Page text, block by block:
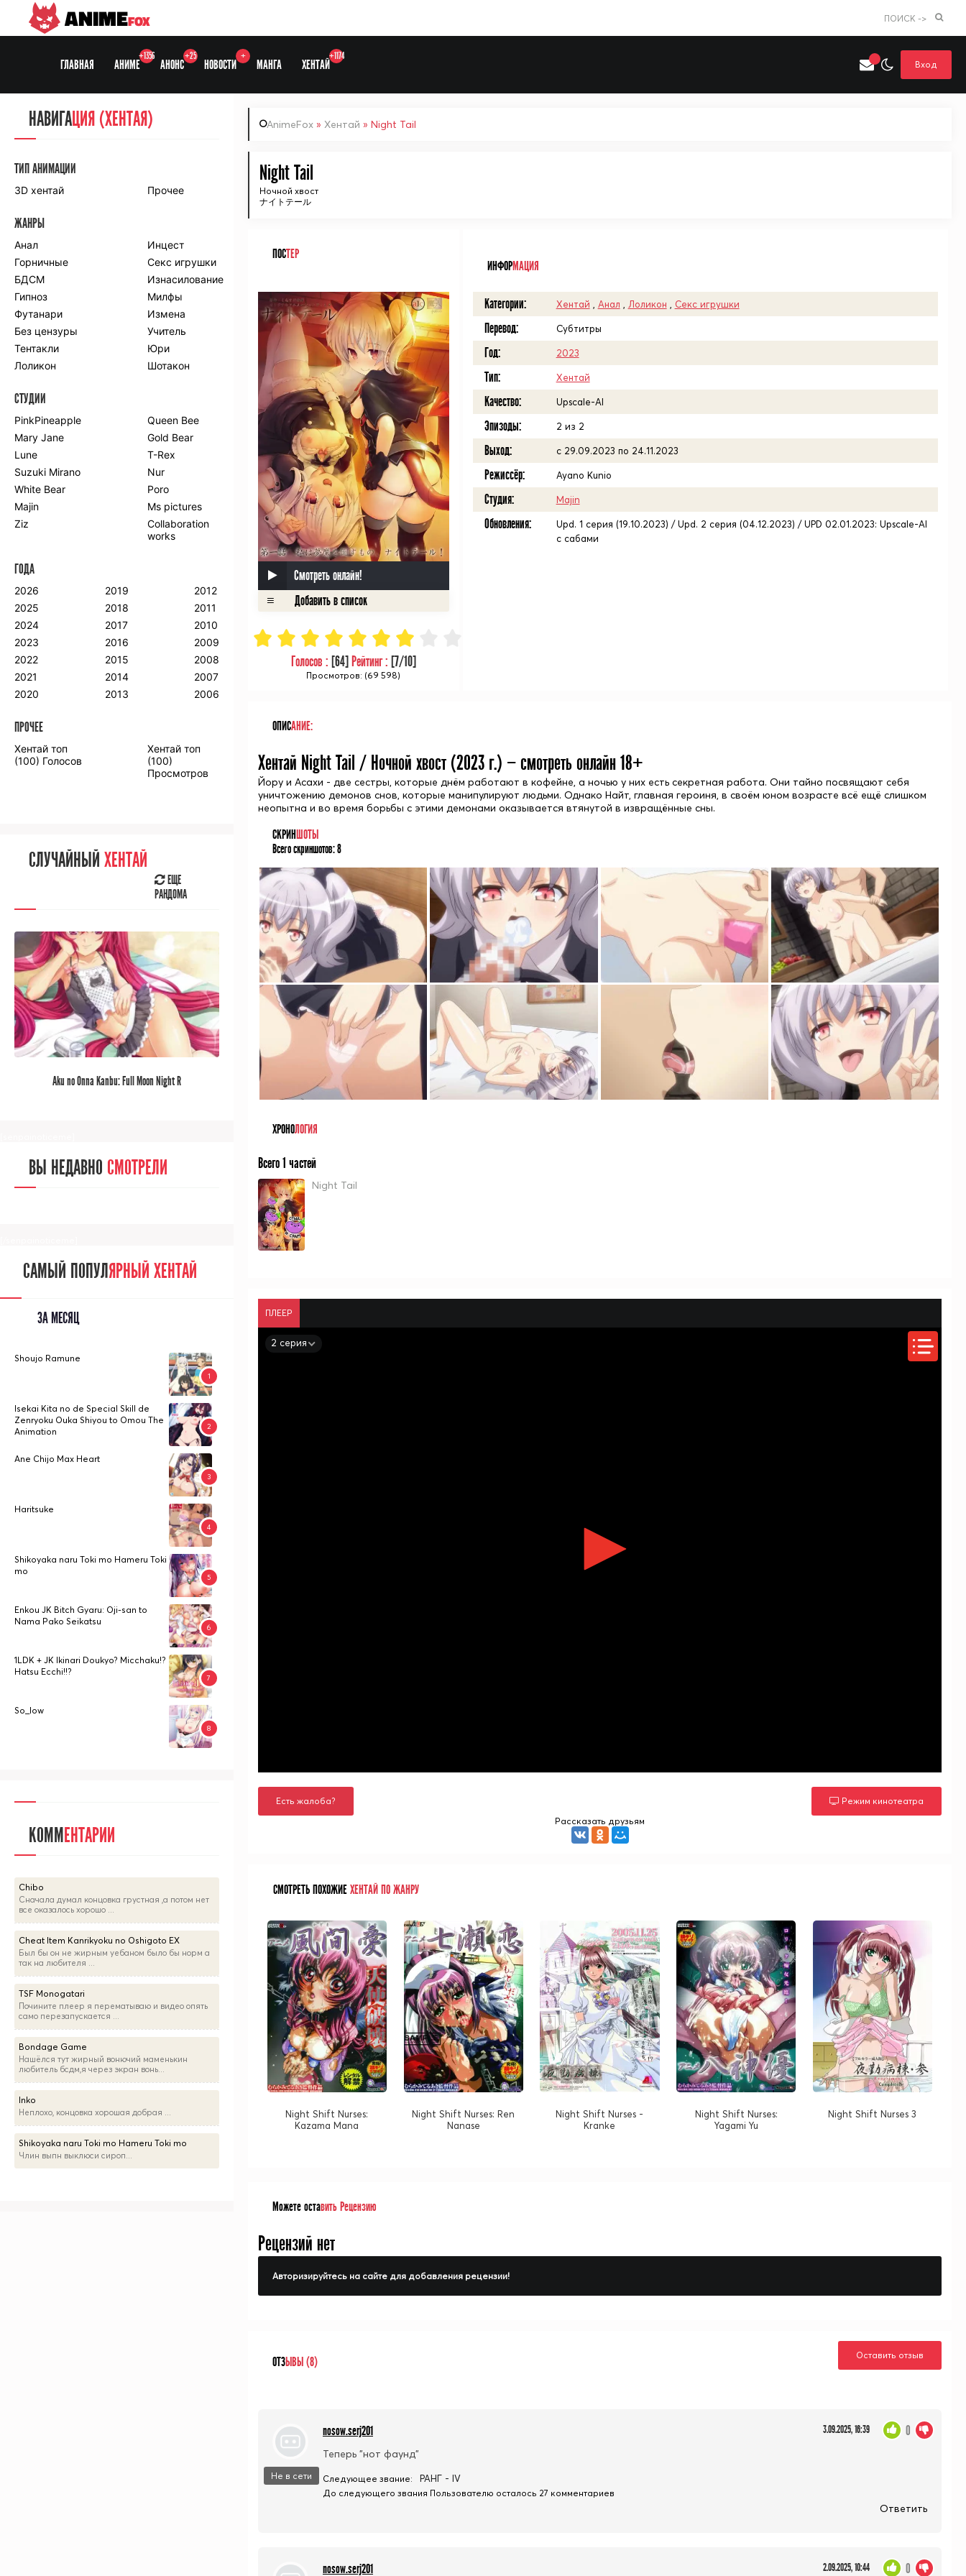
ANIMEFOX ПОИСК ->
ГЛАВНАЯ АНИМЕ
+1356
АНОНС
+25
НОВОСТИ
+
МАНГА ХЕНТАЙ
+1174
Вход
AnimeFox » Хентай » Night Tail
Night Tail
Ночной хвост
ナイトテール
ПОСТЕР
Смотреть онлайн!
Голосов : [64] Рейтинг : [7/10]
Просмотров: (69 598)
ИНФОРМАЦИЯ
Категории: Хентай Анал Лоликон Секс игрушки
Перевод: Субтитры
Год: 2023
Тип: Хентай
Качество: Upscale-AI
Эпизоды: 2 из 2
Выход: с 29.09.2023 по 24.11.2023
Режиссёр: Ayano Kunio
Студия: Majin
Обновления:
Upd. 1 серия (19.10.2023) / Upd. 2 серия (04.12.2023) / UPD 02.01.2023: Upscale-AI
с сабами
ОПИСАНИЕ:
Хентай Night Tail / Ночной хвост (2023 г.) — смотреть онлайн 18+
Йору и Асахи - две сестры, которые днём работают в кофейне, а ночью у них есть секретная работа. Они тайно посвящают себя
уничтожению демонов снов, которые манипулируют людьми. Однако Найт, главная героиня, в своём юном возрасте всё ещё слишком
неопытна и во время борьбы с этими демонами оказывается втянутой в извращённые сны.
СКРИНШОТЫ
Всего скриншотов:8
ХРОНОЛОГИЯ
Всего 1 частей
Night Tail
ПЛЕЕР
2 серия
Есть жалоба?
Режим кинотеатра
Рассказать друзьям
СМОТРЕТЬ ПОХОЖИЕХЕНТАЙ ПО ЖАНРУ
Night Shift Nurses:
Kazama Mana
Night Shift Nurses: Ren
Nanase
Night Shift Nurses -
Kranke
Night Shift Nurses:
Yagami Yu
Night Shift Nurses 3
Можете оставить Рецензию
Рецензий нет
Авторизируйтесь на сайте для добавления рецензии!
ОТЗЫВЫ (8) Оставить отзыв
Не в сети
nosow.serj201 3.09.2025, 16:39
Теперь "нот фаунд"
0
Следующее звание: РАНГ - IV
До следующего звания Пользователю осталось 27 комментариев
Ответить
nosow.serj201 2.09.2025, 10:44 0
НАВИГАЦИЯ
СЕЗОНЫ
Anidub
Animedia
Kansai studio
Onibaku
Shiza project
ПО ЖАНРАМ
Комедия
Приключения
Романтика
Школа
Этти
Боевые
искусства
Гарем
Драма
Игры
Исторический
Магия
Фантастика
Фэнтези
Мистика
Попаданцы в
другой мир
Хентай
ПО ГОДУ
2023
2022
2021
2020
2019
2018
2017
2016
2013
2012
2011
2010
2009
2008
2005
2004
2003
2002
2001
2000
ПРОЧЕЕ
Аниме фильмы Аниме OVA
СЛУЧАЙНОЕ АНИМЕ
РАНДОМА
ВЫ НЕДАВНОСМОТРЕЛИ
[/senpainoticeme]
САМЫЙ ПОПУЛЯРНЫЙ АНИМЕ
НАВИГАЦИЯ (ХЕНТАЯ)
ТИП АНИМАЦИИ
3D хентай Прочее
ЖАНРЫ
Анал
Инцест
Горничные
Секс игрушки
БДСМ
Изнасилование
Гипноз
Милфы
Футанари
Измена
Без цензуры
Учитель
Тентакли
Юри
Лоликон
Шотакон
СТУДИИ
PinkPineapple
Queen Bee
Mary Jane
Gold Bear
Lune
T-Rex
Suzuki Mirano
Nur
White Bear
Poro
Majin
Ms pictures
Ziz
Collaboration
works
ГОДА
2026
2025
2024
2023
2022
2021
2020
2019
2018
2017
2016
2015
2014
2013
2012
2011
2010
2009
2008
2007
2006
ПРОЧЕЕ
Хентай топ
(100) Голосов
Хентай топ
(100)
Просмотров
СЛУЧАЙНЫЙ ХЕНТАЙ
ЕЩЕ
РАНДОМА
Aku no Onna Kanbu: Full Moon Night R
ВЫ НЕДАВНО СМОТРЕЛИ
САМЫЙ ПОПУЛЯРНЫЙ ХЕНТАЙ
ЗА МЕСЯЦ
Shoujo Ramune
Isekai Kita no de Special Skill de
Zenryoku Ouka Shiyou to Omou The
Animation
Ane Chijo Max Heart
Haritsuke
Shikoyaka naru Toki mo Hameru Toki
mo
Enkou JK Bitch Gyaru: Oji-san to
Nama Pako Seikatsu
1LDK + JK Ikinari Doukyo? Micchaku!?
Hatsu Ecchi!!?
So_low
КОММЕНТАРИИ
Chibo
Сначала думал концовка грустная ,а потом нет
все оказалось хорошо ...
Cheat Item Kanrikyoku no Oshigoto EX
Был бы он не жирным уебаном было бы норм а
так на любителя ...
TSF Monogatari
Почините плеер я перематываю и видео опять
само перезапускается ...
Bondage Game
Нашёлся тут жирный вонючий маменькин
любитель бсдм,я через экран вонь...
Inko
Неплохо, концовка хорошая добрая ...
Shikoyaka naru Toki mo Hameru Toki mo
Члин выпн выклюси сироп...